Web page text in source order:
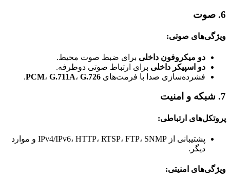
6. صوت
ویژگی‌های صوتی:
دو میکروفون داخلی برای ضبط صوت محیط.
دو اسپیکر داخلی برای ارتباط صوتی دوطرفه.
فشرده‌سازی صدا با فرمت‌های
PCM، G.711A، G.726
.
7. شبکه و امنیت
پروتکل‌های ارتباطی:
پشتیبانی از IPv4/IPv6، HTTP، RTSP، FTP، SNMP و موارد
دیگر.
ویژگی‌های امنیتی: